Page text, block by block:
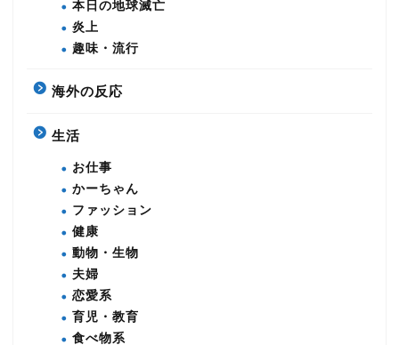
本日の地球滅亡
炎上
趣味・流行
海外の反応
生活
お仕事
かーちゃん
ファッション
健康
動物・生物
夫婦
恋愛系
育児・教育
食べ物系